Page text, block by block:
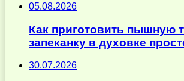
05.08.2026
Как приготовить пышную
запеканку в духовке
30.07.2026